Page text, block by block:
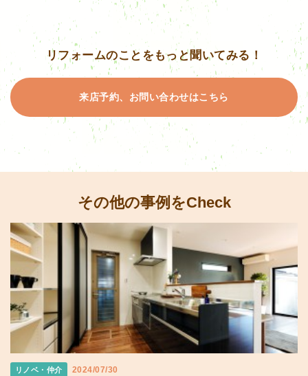
リフォームのことをもっと聞いてみる！
来店予約、お問い合わせはこちら
その他の事例をCheck
リノベ・仲介 2024/07/30